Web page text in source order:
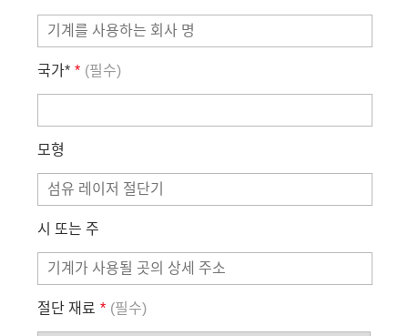
국가* * (필수)
모형
시 또는 주
절단 재료 * (필수)